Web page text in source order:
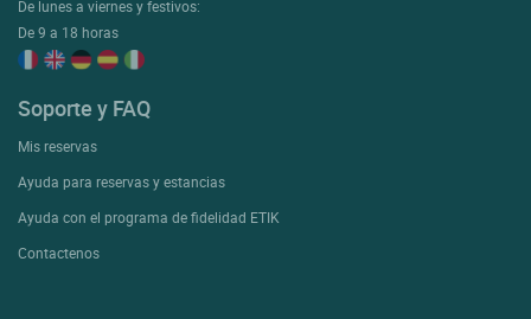
De lunes a viernes y festivos:
De 9 a 18 horas
Soporte y FAQ
Mis reservas
Ayuda para reservas y estancias
Ayuda con el programa de fidelidad ETIK
Contactenos